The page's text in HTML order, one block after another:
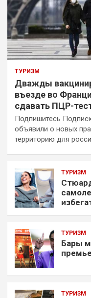
ТУРИЗМ
Дважды
въезде во
сдавать ПЦР-
Подпишитесь
объявили о новых
территорию для
ТУРИЗМ
ТУРИЗМ
Бары
ТУРИЗМ